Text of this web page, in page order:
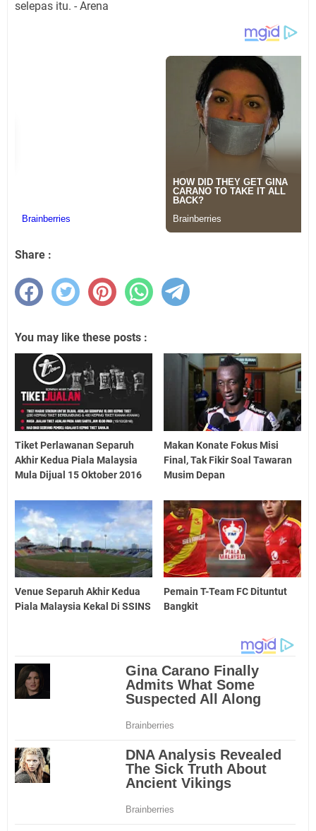
selepas itu. - Arena
Share :
You may like these posts :
Tiket Perlawanan Separuh
Akhir Kedua Piala Malaysia
Mula Dijual 15 Oktober 2016
Makan Konate Fokus Misi
Final, Tak Fikir Soal Tawaran
Musim Depan
Venue Separuh Akhir Kedua
Piala Malaysia Kekal Di SSINS
Pemain T-Team FC Dituntut
Bangkit